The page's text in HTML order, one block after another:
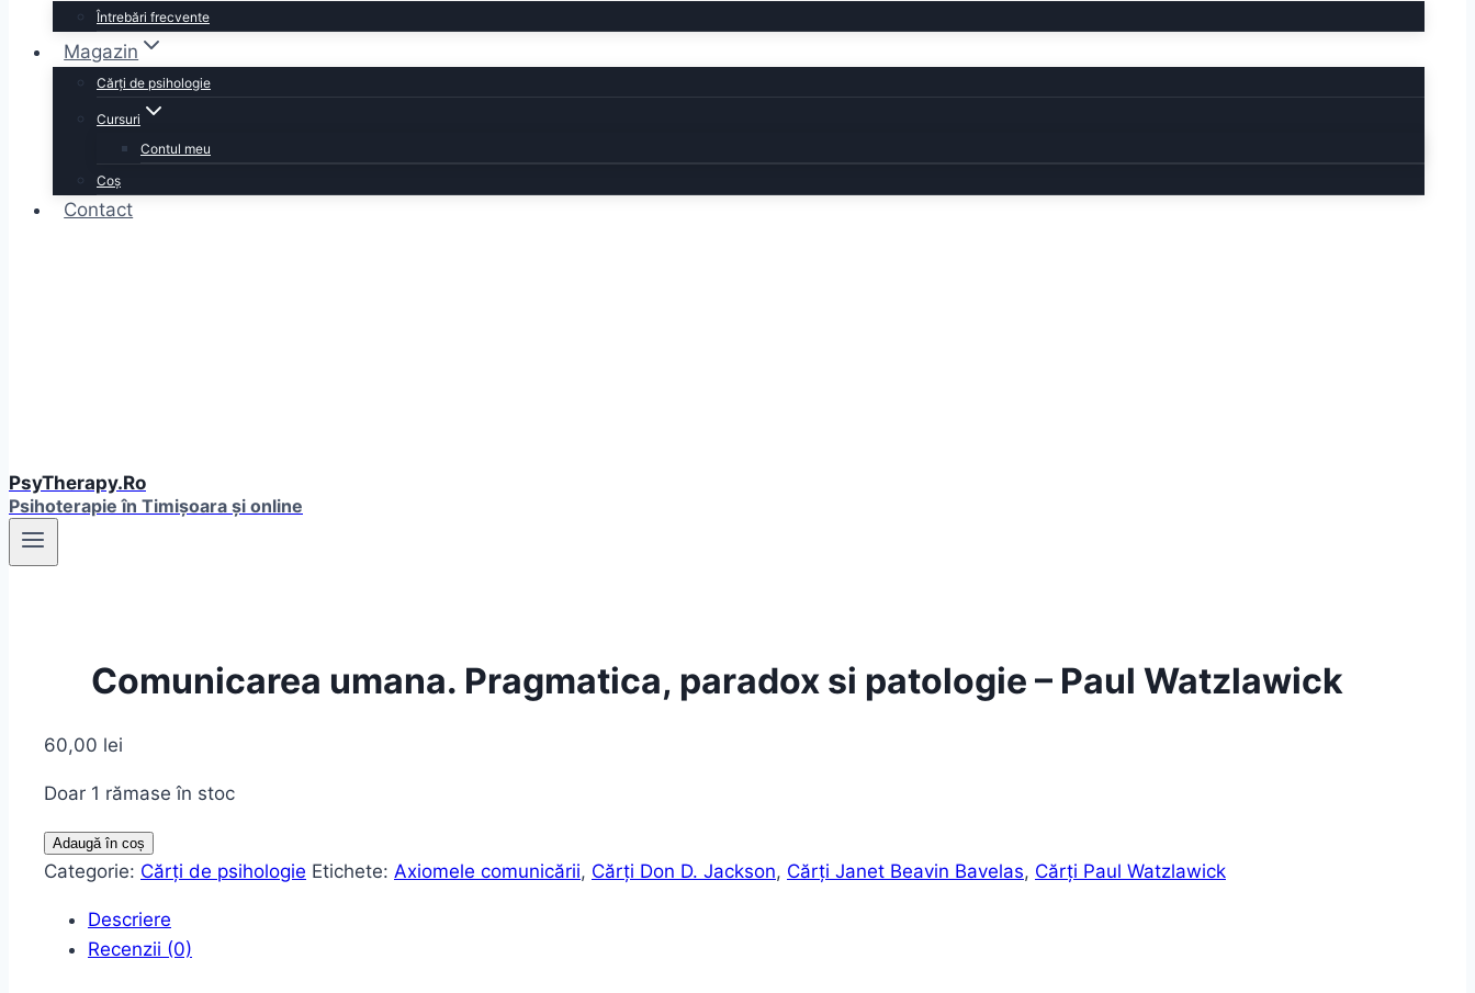
Întrebări frecvente
Magazin
Cărţi de psihologie
Cursuri
Contul meu
Coș
Contact
PsyTherapy.Ro
Psihoterapie în Timişoara și online
Comunicarea umana. Pragmatica, paradox si patologie – Paul Watzlawick
60,00 lei
Doar 1 rămase în stoc
Cantitate
Comunicarea
Pragmatica,
paradox
Adaugă în coș
Categorie: Cărţi de psihologie Etichete: Axiomele comunicării, Cărți Don D. Jackson, Cărți Janet Beavin Bavelas, Cărți Paul Watzlawick
Descriere
Recenzii (0)